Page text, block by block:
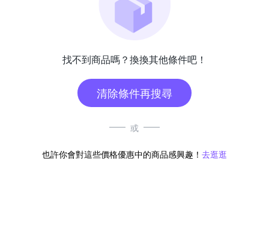
找不到商品嗎？換換其他條件吧！
清除條件再搜尋
或
也許你會對這些價格優惠中的商品感興趣！ 去逛逛